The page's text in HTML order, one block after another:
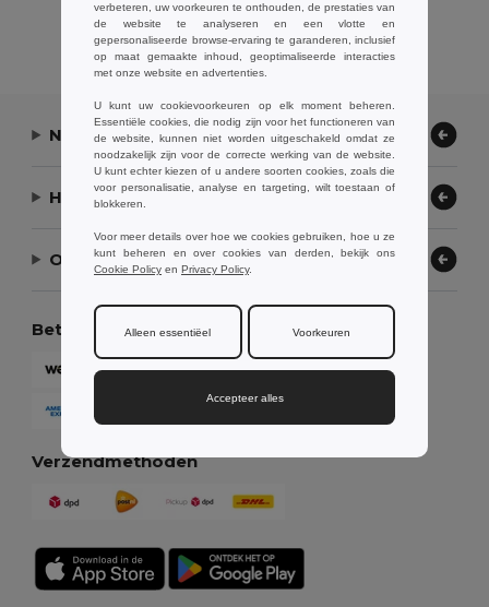
Alle Producten Tonen.
Neem contact op
Hulp nodig?
Ons bedrijf
Betaalmethoden
Verzendmethoden
verbeteren, uw voorkeuren te onthouden, de prestaties van
de website te analyseren en een vlotte en
gepersonaliseerde browse-ervaring te garanderen, inclusief
op maat gemaakte inhoud, geoptimaliseerde interacties
met onze website en advertenties.
U kunt uw cookievoorkeuren op elk moment beheren.
Essentiële cookies, die nodig zijn voor het functioneren van
de website, kunnen niet worden uitgeschakeld omdat ze
noodzakelijk zijn voor de correcte werking van de website.
U kunt echter kiezen of u andere soorten cookies, zoals die
voor personalisatie, analyse en targeting, wilt toestaan of
blokkeren.
Voor meer details over hoe we cookies gebruiken, hoe u ze
kunt beheren en over cookies van derden, bekijk ons
Cookie Policy en Privacy Policy.
Alleen essentiëel Voorkeuren
Accepteer alles